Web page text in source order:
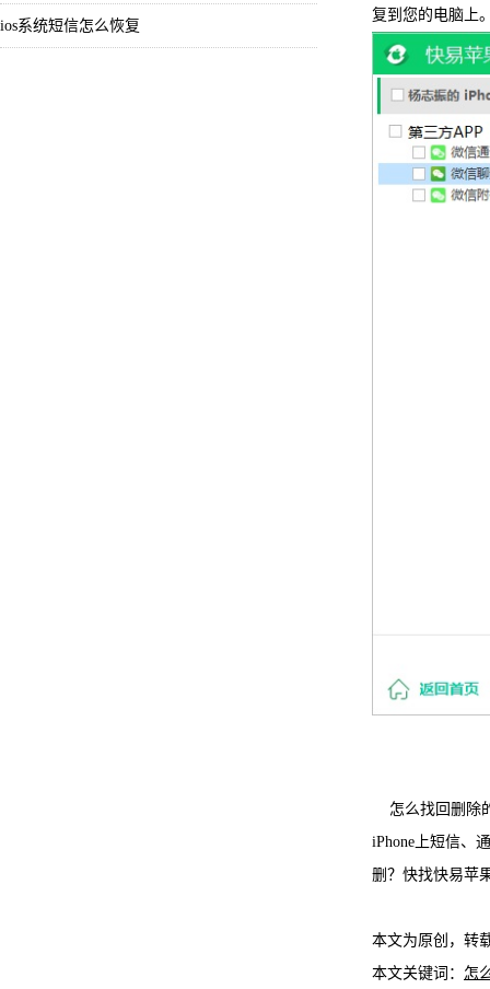
ios系统短信怎么恢复
复到您的电脑上
怎么找回删除
iPhone上短信、
删？快找快易苹
本文为原创，转
本文关键词： 怎